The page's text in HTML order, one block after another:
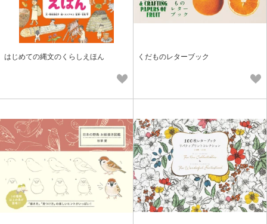
はじめての縄文のくらしえほん くだものレターブック